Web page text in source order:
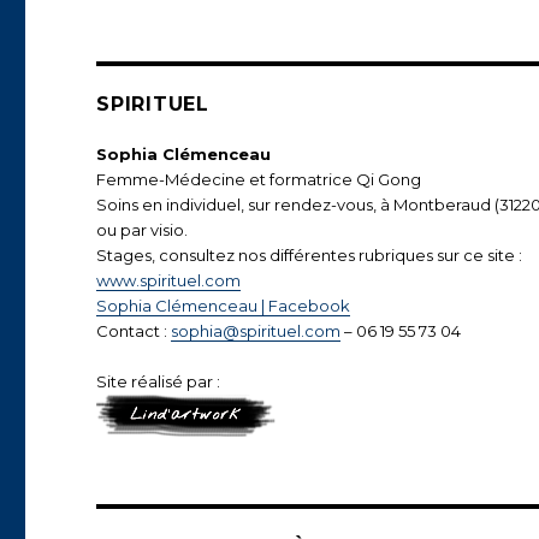
SPIRITUEL
Sophia Clémenceau
Femme-Médecine et formatrice Qi Gong
Soins en individuel, sur rendez-vous, à Montberaud
ou par visio.
Stages, consultez nos différentes rubriques sur ce site :
www.spirituel.com
Sophia Clémenceau | Facebook
Contact : sophia@spirituel.com – 06 19 55 73 04
Site réalisé par :